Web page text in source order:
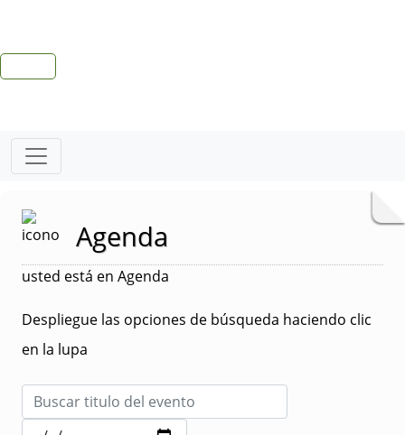
Agenda
usted está en Agenda
Despliegue las opciones de búsqueda haciendo clic
en la lupa